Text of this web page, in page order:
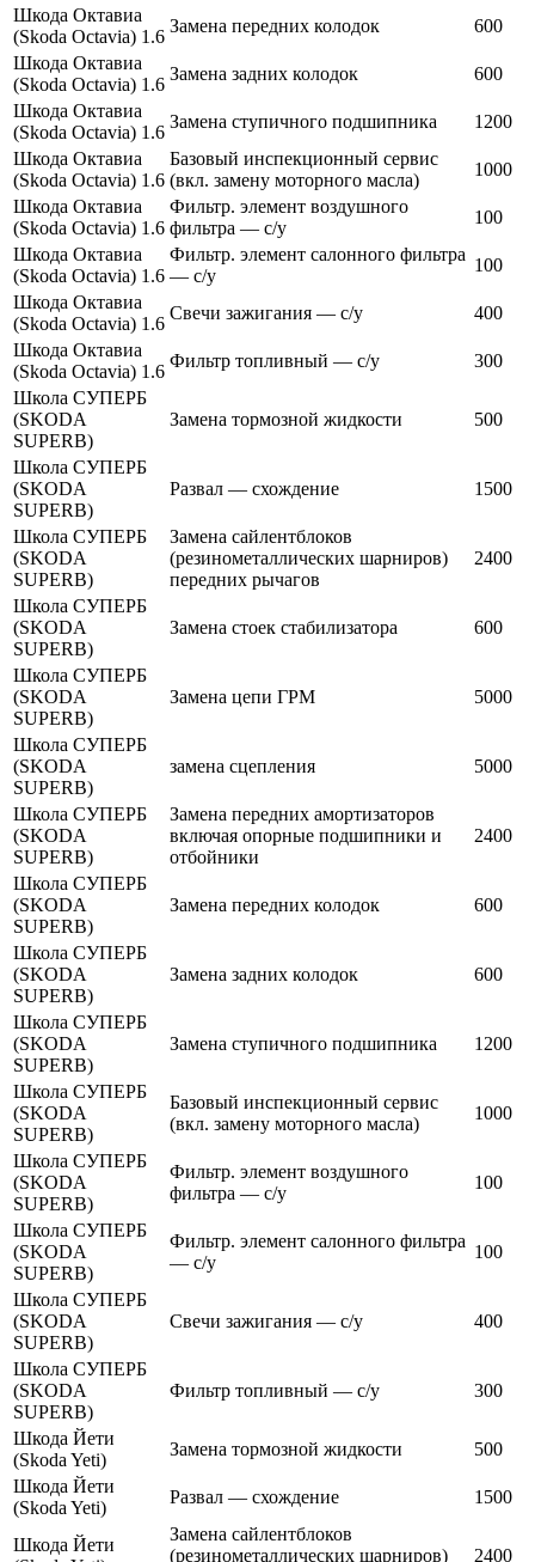
Шкода Октавиа
(Skoda Octavia) 1.6
Замена передних колодок
600
Шкода Октавиа
(Skoda Octavia) 1.6
Замена задних колодок
600
Шкода Октавиа
(Skoda Octavia) 1.6
Замена ступичного подшипника
1200
Шкода Октавиа
(Skoda Octavia) 1.6
Базовый инспекционный сервис
(вкл. замену моторного масла)
1000
Шкода Октавиа
(Skoda Octavia) 1.6
Фильтр. элемент воздушного
фильтра — с/у
100
Шкода Октавиа
(Skoda Octavia) 1.6
Фильтр. элемент салонного фильтра
— с/у
100
Шкода Октавиа
(Skoda Octavia) 1.6
Cвечи зажигания — с/у
400
Шкода Октавиа
(Skoda Octavia) 1.6
Фильтр топливный — с/у
300
Школа СУПЕРБ
(SKODA
SUPERB)
Замена тормозной жидкости 500
Школа СУПЕРБ
(SKODA
SUPERB)
Развал — схождение 1500
Школа СУПЕРБ
(SKODA
SUPERB)
Замена сайлентблоков
(резинометаллических шарниров)
передних рычагов
2400
Школа СУПЕРБ
(SKODA
SUPERB)
Замена стоек стабилизатора 600
Школа СУПЕРБ
(SKODA
SUPERB)
Замена цепи ГРМ 5000
Школа СУПЕРБ
(SKODA
SUPERB)
замена сцепления 5000
Школа СУПЕРБ
(SKODA
SUPERB)
Замена передних амортизаторов
включая опорные подшипники и
отбойники
2400
Школа СУПЕРБ
(SKODA
SUPERB)
Замена передних колодок 600
Школа СУПЕРБ
(SKODA
SUPERB)
Замена задних колодок 600
Школа СУПЕРБ
(SKODA
SUPERB)
Замена ступичного подшипника 1200
Школа СУПЕРБ
(SKODA
SUPERB)
Базовый инспекционный сервис
(вкл. замену моторного масла)
1000
Школа СУПЕРБ
(SKODA
SUPERB)
Фильтр. элемент воздушного
фильтра — с/у
100
Школа СУПЕРБ
(SKODA
SUPERB)
Фильтр. элемент салонного фильтра
— с/у
100
Школа СУПЕРБ
(SKODA
SUPERB)
Cвечи зажигания — с/у 400
Школа СУПЕРБ
(SKODA
SUPERB)
Фильтр топливный — с/у 300
Шкода Йети
(Skoda Yeti)
Замена тормозной жидкости
500
Шкода Йети
(Skoda Yeti)
Развал — схождение 1500
Шкода Йети
Замена сайлентблоков
(резинометаллических шарниров)
2400